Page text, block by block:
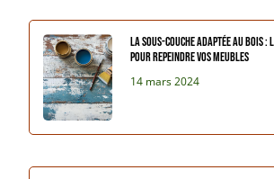
La sous-couche adaptée au bois :
pour repeindre vos meubles
14 mars 2024